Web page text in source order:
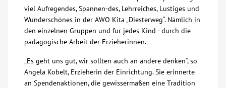
viel Aufregendes, Spannen-des, Lehrreiches, Lustiges und
Wunderschönes in der AWO Kita „Diesterweg“. Nämlich in
den einzelnen Gruppen und für jedes Kind - durch die
pädagogische Arbeit der Erzieherinnen.
„Es geht uns gut, wir sollten auch an andere denken“, so
Angela Kobelt, Erzieherin der Einrichtung. Sie erinnerte
an Spendenaktionen, die gewissermaßen eine Tradition